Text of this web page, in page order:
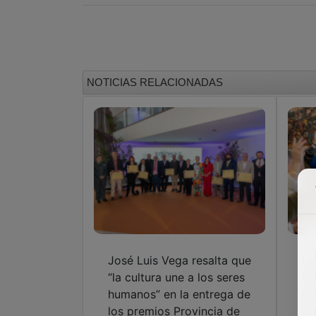
NOTICIAS RELACIONADAS
José Luis Vega resalta que
“la cultura une a los seres
humanos” en la entrega de
los premios Provincia de